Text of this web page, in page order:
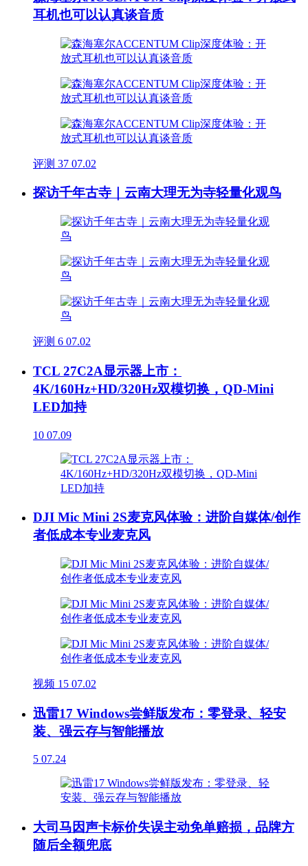
耳机也可以认真谈音质
评测 37 07.02
探访千年古寺｜云南大理无为寺轻量化观鸟
评测 6 07.02
TCL 27C2A显示器上市：
4K/160Hz+HD/320Hz双模切换，QD-Mini
LED加持
10 07.09
DJI Mic Mini 2S麦克风体验：进阶自媒体/创作
者低成本专业麦克风
视频 15 07.02
迅雷17 Windows尝鲜版发布：零登录、轻安
装、强云存与智能播放
5 07.24
大司马因声卡标价失误主动免单赔损，品牌方
随后全额兜底